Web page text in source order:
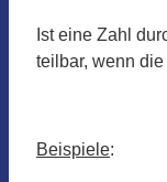
Ist eine Zahl
teilbar, wenn die
Beispiele: